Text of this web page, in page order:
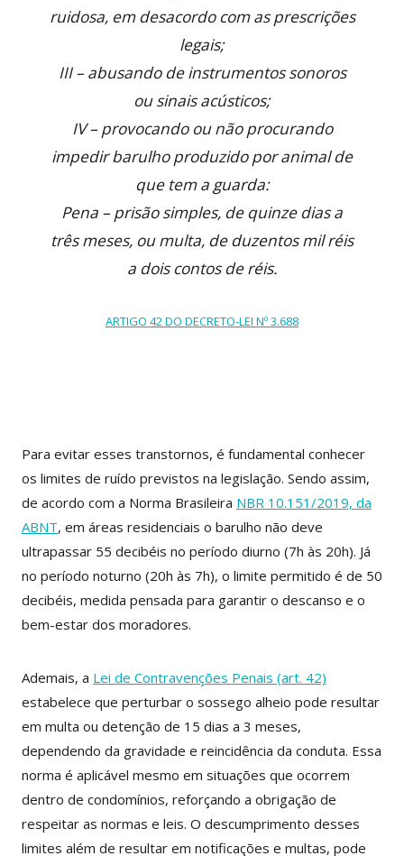
ruidosa, em desacordo com as prescrições
legais;
III – abusando de instrumentos sonoros
ou sinais acústicos;
IV – provocando ou não procurando
impedir barulho produzido por animal de
que tem a guarda:
Pena – prisão simples, de quinze dias a
três meses, ou multa, de duzentos mil réis
a dois contos de réis.
ARTIGO 42 DO DECRETO-LEI Nº 3.688
Para evitar esses transtornos, é fundamental conhecer
os limites de ruído previstos na legislação. Sendo assim,
de acordo com a Norma Brasileira NBR 10.151/2019, da
ABNT, em áreas residenciais o barulho não deve
ultrapassar 55 decibéis no período diurno (7h às 20h). Já
no período noturno (20h às 7h), o limite permitido é de 50
decibéis, medida pensada para garantir o descanso e o
bem-estar dos moradores.
Ademais, a Lei de Contravenções Penais (art. 42)
estabelece que perturbar o sossego alheio pode resultar
em multa ou detenção de 15 dias a 3 meses,
dependendo da gravidade e reincidência da conduta. Essa
norma é aplicável mesmo em situações que ocorrem
dentro de condomínios, reforçando a obrigação de
respeitar as normas e leis. O descumprimento desses
limites além de resultar em notificações e multas, pode